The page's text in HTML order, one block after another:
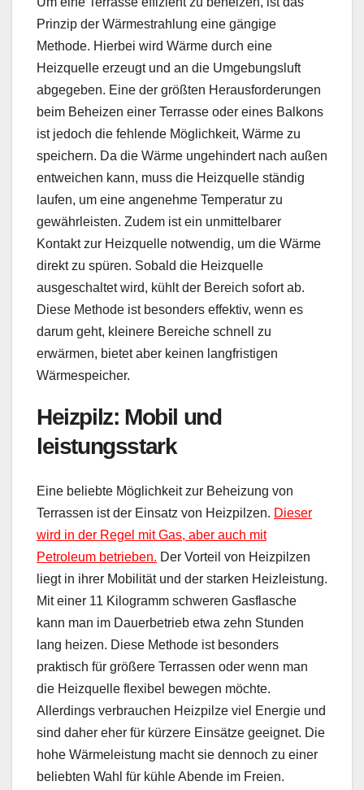
Prinzip der Wärmestrahlung eine gängige
Methode. Hierbei wird Wärme durch eine
Heizquelle erzeugt und an die Umgebungsluft
abgegeben. Eine der größten Herausforderungen
beim Beheizen einer Terrasse oder eines Balkons
ist jedoch die fehlende Möglichkeit, Wärme zu
speichern. Da die Wärme ungehindert nach außen
entweichen kann, muss die Heizquelle ständig
laufen, um eine angenehme Temperatur zu
gewährleisten. Zudem ist ein unmittelbarer
Kontakt zur Heizquelle notwendig, um die Wärme
direkt zu spüren. Sobald die Heizquelle
ausgeschaltet wird, kühlt der Bereich sofort ab.
Diese Methode ist besonders effektiv, wenn es
darum geht, kleinere Bereiche schnell zu
erwärmen, bietet aber keinen langfristigen
Wärmespeicher.
Heizpilz: Mobil und
leistungsstark
Eine beliebte Möglichkeit zur Beheizung von
Terrassen ist der Einsatz von Heizpilzen. Dieser
wird in der Regel mit Gas, aber auch mit
Petroleum betrieben. Der Vorteil von Heizpilzen
liegt in ihrer Mobilität und der starken Heizleistung.
Mit einer 11 Kilogramm schweren Gasflasche
kann man im Dauerbetrieb etwa zehn Stunden
lang heizen. Diese Methode ist besonders
praktisch für größere Terrassen oder wenn man
die Heizquelle flexibel bewegen möchte.
Allerdings verbrauchen Heizpilze viel Energie und
sind daher eher für kürzere Einsätze geeignet. Die
hohe Wärmeleistung macht sie dennoch zu einer
beliebten Wahl für kühle Abende im Freien.